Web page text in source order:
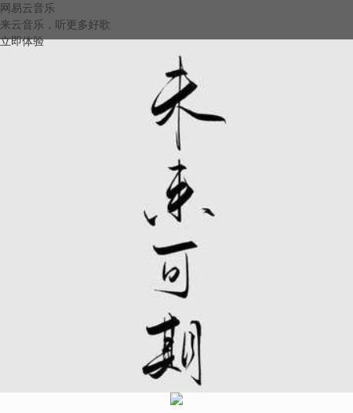
网易云音乐
来云音乐，听更多好歌
立即体验